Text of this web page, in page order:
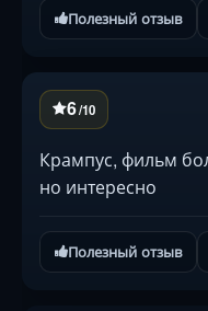
Крампус и тогда....
Полезный отзыв
6/10
Крампус, фильм
но интересно
Полезный отзыв